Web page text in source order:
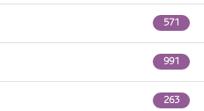
571
991
263